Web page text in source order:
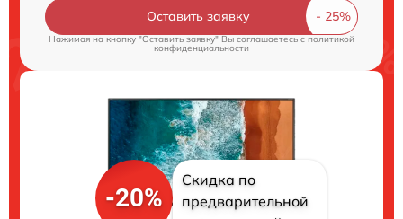
Оставить заявку
Нажимая на кнопку "Оставить заявку" Вы соглашаетесь cполитикой
конфиденциальности
-20%
Скидка по
предварительной